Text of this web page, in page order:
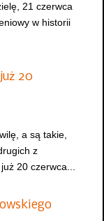
21 czerwca
w historii
20
a są takie,
z
20 czerwca...